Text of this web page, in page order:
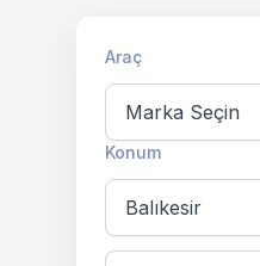
Araç
Konum